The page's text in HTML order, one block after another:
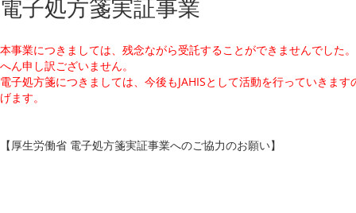
電子処方箋実証事業
本事業につきましては、残念ながら受託することができませんでした
へん申し訳ございません。
電子処方箋につきましては、今後もJAHISとして活動を行っていきま
げます。
【厚生労働省 電子処方箋実証事業へのご協力のお願い】